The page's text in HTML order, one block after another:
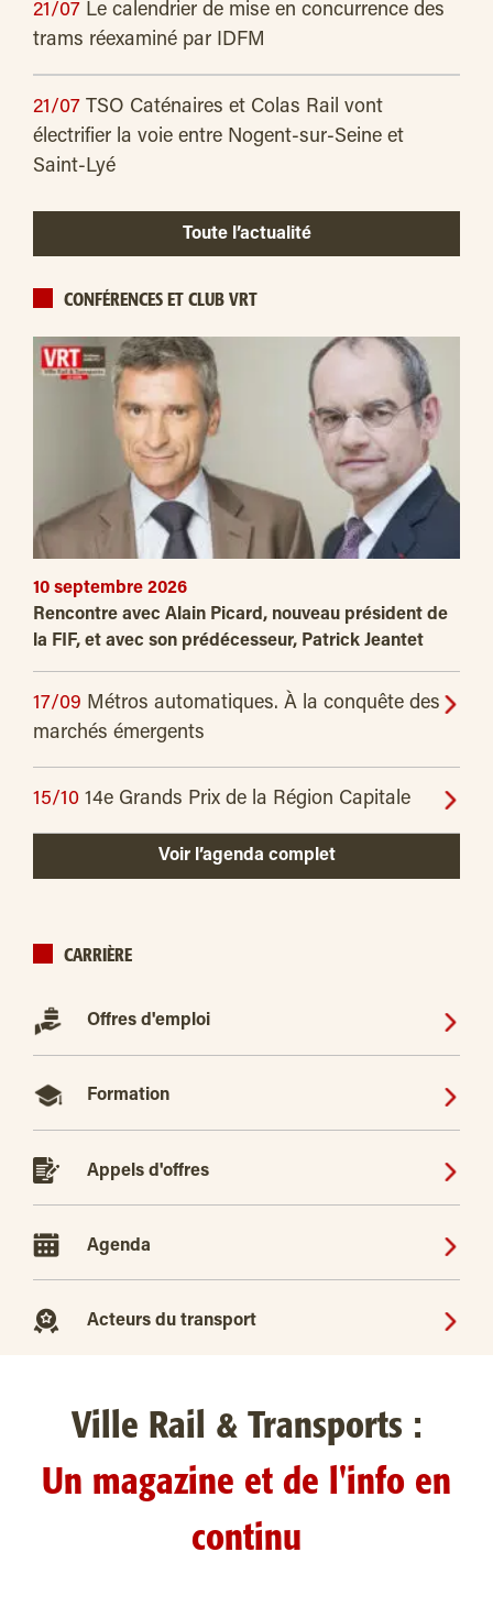
21/07 Le calendrier de mise en concurrence des
trams réexaminé par IDFM
21/07 TSO Caténaires et Colas Rail vont
électrifier la voie entre Nogent-sur-Seine et
Saint-Lyé
Toute l’actualité
CONFÉRENCES ET CLUB VRT
10 septembre 2026
Rencontre avec Alain Picard, nouveau président de
la FIF, et avec son prédécesseur, Patrick Jeantet
17/09 Métros automatiques. À la conquête des
marchés émergents
15/10 14e Grands Prix de la Région Capitale
Voir l’agenda complet
CARRIÈRE
Offres d'emploi
Formation
Appels d'offres
Agenda
Acteurs du transport
Ville Rail & Transports :
Un magazine et de l'info en
continu